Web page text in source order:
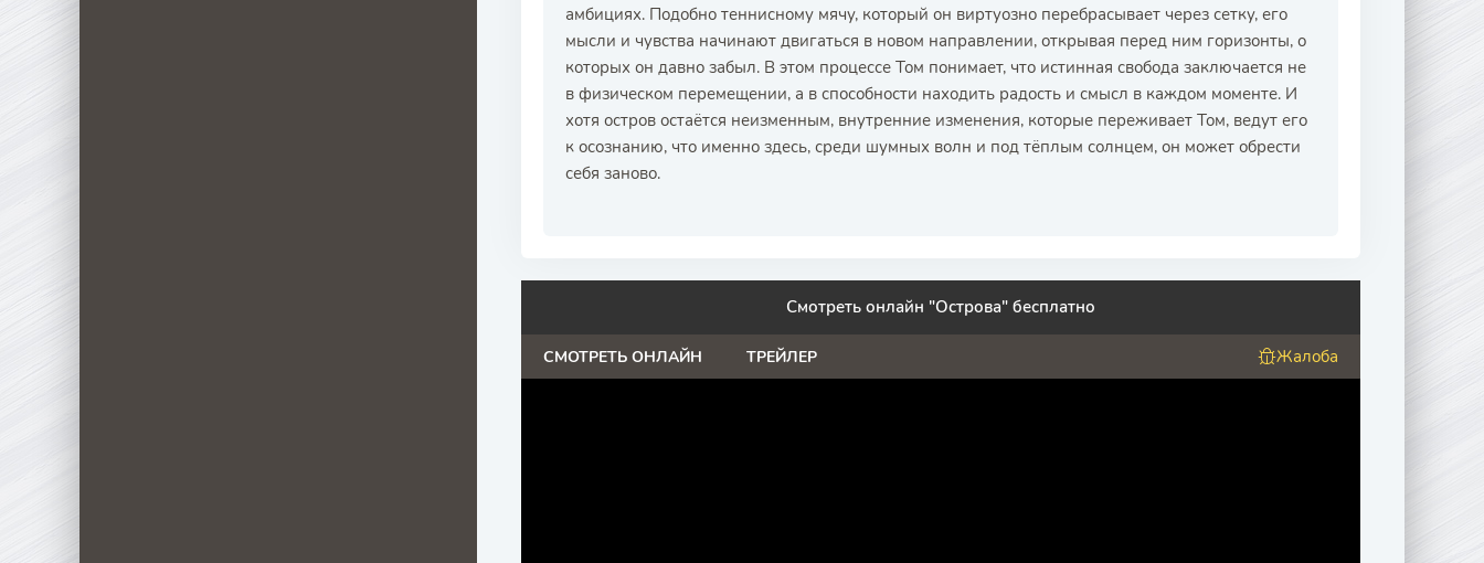
амбициях. Подобно теннисному мячу, который он виртуозно перебрасывает через сетку, его
мысли и чувства начинают двигаться в новом направлении, открывая перед ним горизонты, о
которых он давно забыл. В этом процессе Том понимает, что истинная свобода заключается не
в физическом перемещении, а в способности находить радость и смысл в каждом моменте. И
хотя остров остаётся неизменным, внутренние изменения, которые переживает Том, ведут его
к осознанию, что именно здесь, среди шумных волн и под тёплым солнцем, он может обрести
себя заново.
Смотреть онлайн "Острова" бесплатно
СМОТРЕТЬ ОНЛАЙН ТРЕЙЛЕР Жалоба